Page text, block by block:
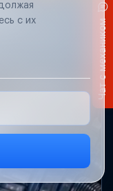
с их
Чат с механиком